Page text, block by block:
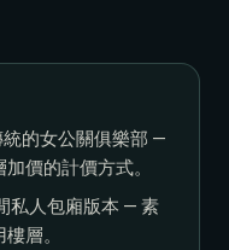
的女公關俱樂部 —
價的計價方式。
私人包廂版本 — 素
層。